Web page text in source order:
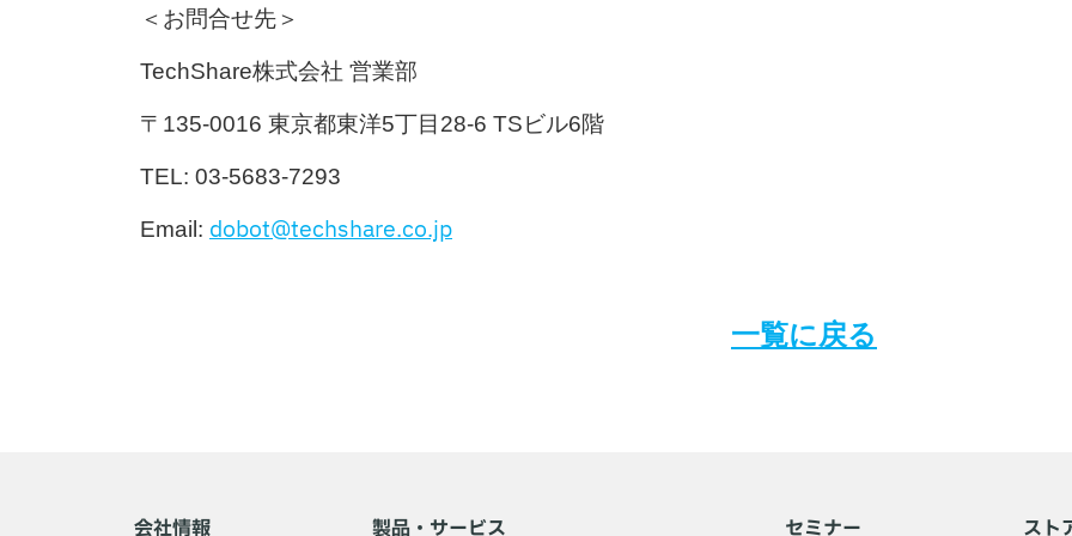
＜お問合せ先＞
TechShare株式会社 営業部
〒135-0016 東京都東洋5丁目28-6 TSビル6階
TEL: 03-5683-7293
Email: dobot@techshare.co.jp
一覧に戻る
会社情報 製品・サービス セミナー スト